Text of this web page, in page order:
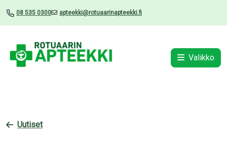
08 535 0300 apteekki@rotuaarinapteekki.fi
Valikko
Uutiset